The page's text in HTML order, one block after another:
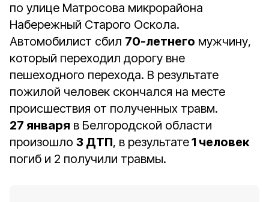
по улице Матросова микрорайона
Набережный Старого Оскола.
Автомобилист сбил 70-летнего мужчину,
который переходил дорогу вне
пешеходного перехода. В результате
пожилой человек скончался на месте
происшествия от полученных травм.
27 января в Белгородской области
произошло 3 ДТП, в результате1 человек
погиб и 2 получили травмы.